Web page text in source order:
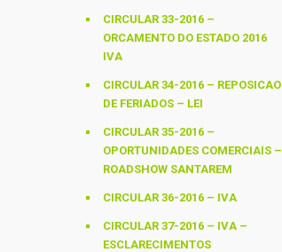
CIRCULAR 33-2016 –
ORCAMENTO DO ESTADO 2016
IVA
CIRCULAR 34-2016 – REPOSICAO
DE FERIADOS – LEI
CIRCULAR 35-2016 –
OPORTUNIDADES COMERCIAIS –
ROADSHOW SANTAREM
CIRCULAR 36-2016 – IVA
CIRCULAR 37-2016 – IVA –
ESCLARECIMENTOS